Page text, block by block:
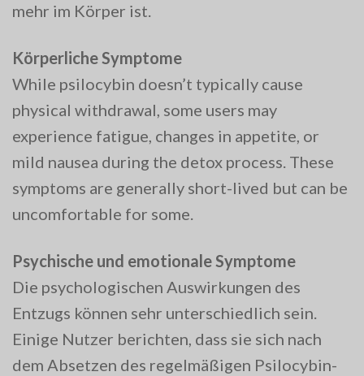
mehr im Körper ist.
Körperliche Symptome
While psilocybin doesn’t typically cause
physical withdrawal, some users may
experience fatigue, changes in appetite, or
mild nausea during the detox process. These
symptoms are generally short-lived but can be
uncomfortable for some.
Psychische und emotionale Symptome
Die psychologischen Auswirkungen des
Entzugs können sehr unterschiedlich sein.
Einige Nutzer berichten, dass sie sich nach
dem Absetzen des regelmäßigen Psilocybin-